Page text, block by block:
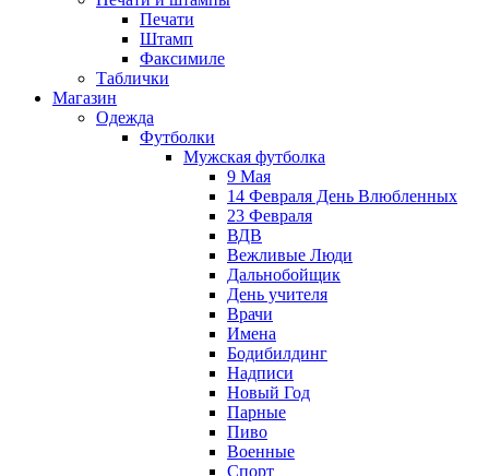
Печати
Штамп
Факсимиле
Таблички
Магазин
Одежда
Футболки
Мужская футболка
9 Мая
14 Февраля День Влюбленных
23 Февраля
ВДВ
Вежливые Люди
Дальнобойщик
День учителя
Врачи
Имена
Бодибилдинг
Надписи
Новый Год
Парные
Пиво
Военные
Спорт